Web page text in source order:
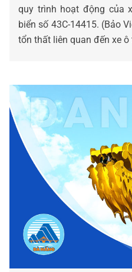
quy trình hoạt động của
biển số 43C-14415. (Bảo
tổn thất liên quan đến xe ô